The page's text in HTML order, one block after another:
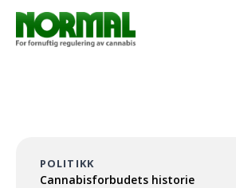
POLITIKK
Cannabisforbudets historie